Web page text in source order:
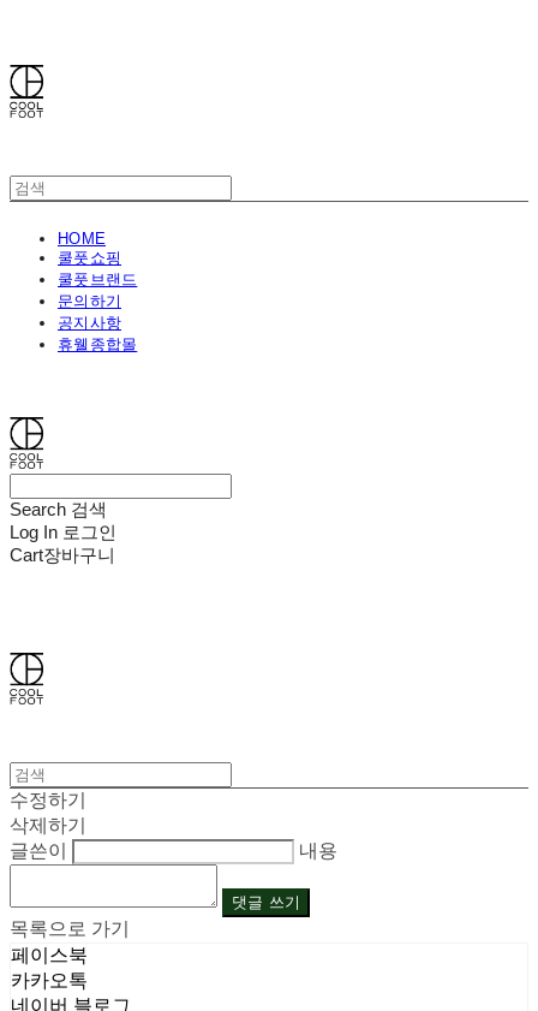
HOME
쿨풋쇼핑
쿨풋브랜드
문의하기
공지사항
휴웰종합몰
Search 검색
Log In 로그인
Cart장바구니
수정하기
삭제하기
글쓴이
내용
댓글 쓰기
목록으로 가기
페이스북
카카오톡
네이버 블로그